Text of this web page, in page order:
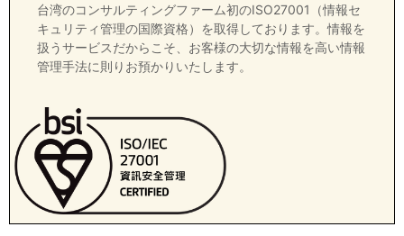
台湾のコンサルティングファーム初のISO27001（情報セ
キュリティ管理の国際資格）を取得しております。情報を
扱うサービスだからこそ、お客様の大切な情報を高い情報
管理手法に則りお預かりいたします。